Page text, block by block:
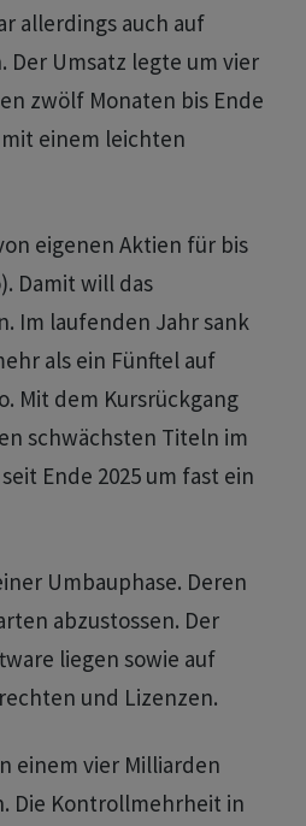
allerdings auch auf
Umsatz legte um vier
zwölf Monaten bis Ende
einem leichten
eigenen Aktien für bis
Damit will das
Im laufenden Jahr sank
als ein Fünftel auf
Mit dem Kursrückgang
schwächsten Titeln im
Ende 2025 um fast ein
Umbauphase. Deren
abzustossen. Der
liegen sowie auf
und Lizenzen.
einem vier Milliarden
Die Kontrollmehrheit in